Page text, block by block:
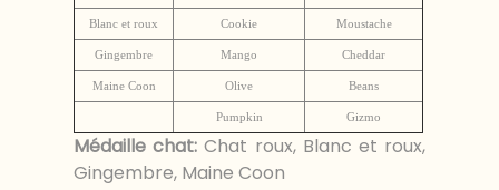
Blanc et roux Cookie Moustache
Gingembre Mango Cheddar
Maine Coon Olive Beans
Pumpkin Gizmo
Médaille chat: Chat roux, Blanc et roux,
Gingembre, Maine Coon